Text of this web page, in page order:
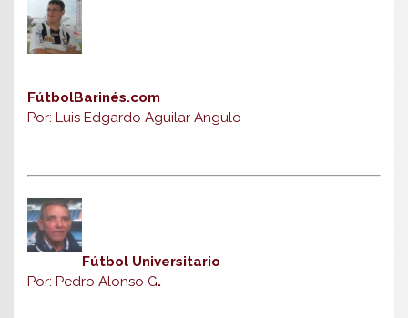
FútbolBarinés.com
Por: Luis Edgardo Aguilar Angulo
Fútbol Universitario
Por: Pedro Alonso G.